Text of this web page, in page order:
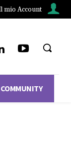
mio Account